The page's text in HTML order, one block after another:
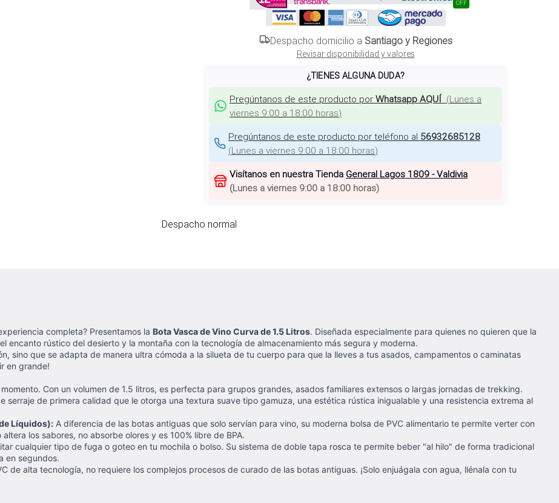
OFF
Despacho domicilio a Santiago y Regiones
Revisar disponibilidad y valores
¿TIENES ALGUNA DUDA?
Pregúntanos de este producto por Whatsapp AQUÍ (Lunes a
viernes 9:00 a 18:00 horas)
Pregúntanos de este producto por teléfono al 56932685128
(Lunes a viernes 9:00 a 18:00 horas)
Visítanos en nuestra Tienda General Lagos 1809 - Valdivia
(Lunes a viernes 9:00 a 18:00 horas)
Despacho normal
completa? Presentamos la Bota Vasca de Vino Curva de 1.5 Litros. Diseñada especialmente para quienes no quieren que la
encanto rústico del desierto y la montaña con la tecnología de almacenamiento más segura y moderna.
sino que se adapta de manera ultra cómoda a la silueta de tu cuerpo para que la lleves a tus asados, campamentos o caminatas
en grande!
Con un volumen de 1.5 litros, es perfecta para grupos grandes, asados familiares extensos o largas jornadas de trekking.
serraje de primera calidad que le otorga una textura suave tipo gamuza, una estética rústica inigualable y una resistencia extrema al
Líquidos): A diferencia de las botas antiguas que solo servían para vino, su moderna bolsa de PVC alimentario te permite verter con
altera los sabores, no absorbe olores y es 100% libre de BPA.
cualquier tipo de fuga o goteo en tu mochila o bolso. Su sistema de doble tapa rosca te permite beber "al hilo" de forma tradicional
en segundos.
de alta tecnología, no requiere los complejos procesos de curado de las botas antiguas. ¡Solo enjuágala con agua, llénala con tu